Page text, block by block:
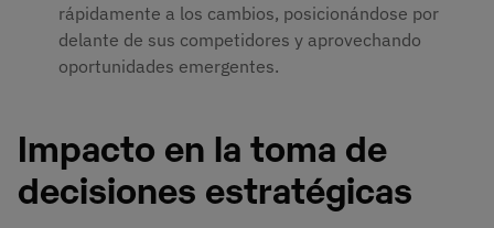
rápidamente a los cambios, posicionándose por
delante de sus competidores y aprovechando
oportunidades emergentes.
Impacto en la toma de
decisiones estratégicas